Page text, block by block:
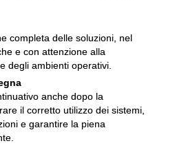
completa delle soluzioni, nel
e con attenzione alla
degli ambienti operativi.
anche dopo la
il corretto utilizzo dei sistemi,
e garantire la piena